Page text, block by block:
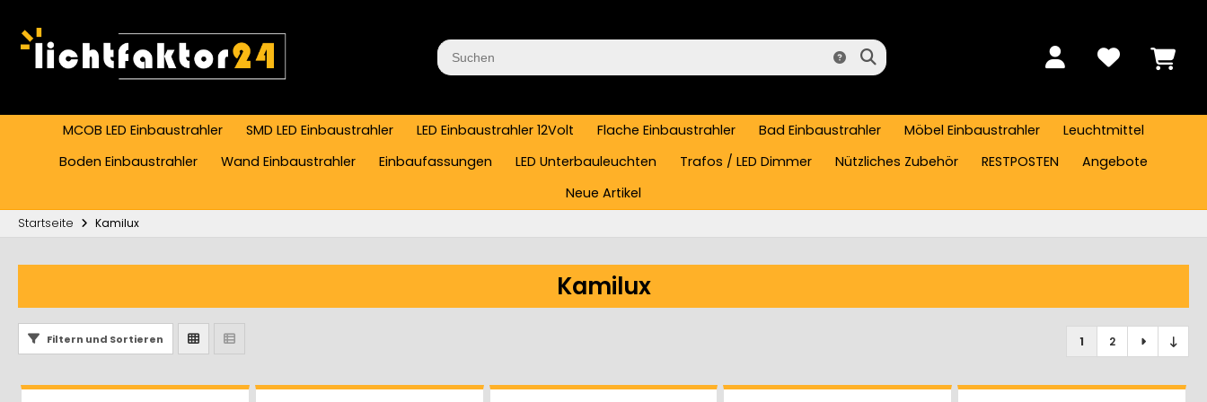
MCOB LED Einbaustrahler SMD LED Einbaustrahler LED Einbaustrahler 12Volt Flache Einbaustrahler Bad Einbaustrahler Möbel Einbaustrahler
Leuchtmittel
Boden Einbaustrahler
Wand Einbaustrahler Einbaufassungen LED Unterbauleuchten Trafos / LED Dimmer Nützliches Zubehör RESTPOSTEN
Angebote
Neue Artikel
Startseite Kamilux
Kamilux
Filtern und Sortieren 1 2